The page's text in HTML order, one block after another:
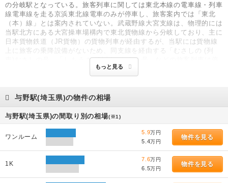
の分岐駅となっている。旅客列車に関しては東北本線の電車線・列車
線電車線を走る京浜東北線電車のみが停車し、旅客案内では「東北
（本）線」とは案内されていない。武蔵野線大宮支線は、物理的には
当駅北方にある大宮操車場構内で東北貨物線から分岐しており、主に
日本貨物鉄道（JR貨物）の貨物列車が経由するが、当駅には貨物線
上に旅客の乗降設備がないため、同支線を経由する「むさしの (列
車)むさしの号」「しもうさ (列車)しもうさ号」などの旅客列車は停
車できない。プラットホーム1面2線を有する地上駅で、駅舎橋上駅
舎・橋上駅舎を持つ。みどりの窓口（営業時間：午前7時?午後8
駅では、駅長室が東口側にあるため、番線番号が少ない方が南行、番
線番号が多い方が北行となっているが、当駅のみが逆になっている。
もっと見る
与野駅(埼玉県)の物件の相場
与野駅(埼玉県)の間取り別の相場(※1)
ワンルーム
5.9万円
5.4万円
物件を見る
1K
7.6万円
6.5万円
物件を見る